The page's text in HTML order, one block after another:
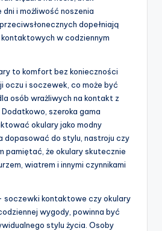
dni i możliwość noszenia
dopełniają
w codziennym
to komfort bez konieczności
oczu i soczewek, co może być
osób wrażliwych na kontakt z
szeroka gama
okulary jako modny
dopasować do stylu, nastroju czy
pamiętać, że okulary skutecznie
wiatrem i innymi czynnikami
soczewki kontaktowe czy okulary
wygody, powinna być
stylu życia. Osoby